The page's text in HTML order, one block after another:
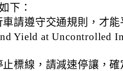
下：
車請遵守交通規則，才
Yield at Uncontrolled
止標線，請減速停讓，